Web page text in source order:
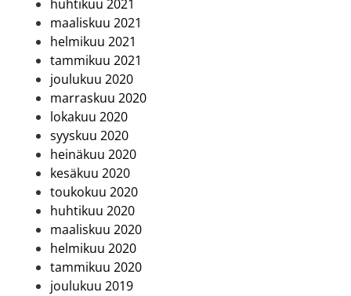
huhtikuu 2021
maaliskuu 2021
helmikuu 2021
tammikuu 2021
joulukuu 2020
marraskuu 2020
lokakuu 2020
syyskuu 2020
heinäkuu 2020
kesäkuu 2020
toukokuu 2020
huhtikuu 2020
maaliskuu 2020
helmikuu 2020
tammikuu 2020
joulukuu 2019